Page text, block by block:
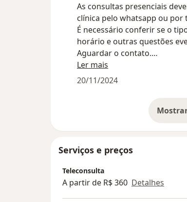
As consultas presenciais
clínica pelo whatsapp ou por
É necessário conferir se o
horário e outras questões
Aguardar o contato.
Qualquer dúvida, podem
pelo telefone indicado aqui na
Ler mais
20/11/2024
Serviços e preços
Teleconsulta
A partir de R$ 360 Detalhes